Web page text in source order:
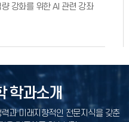
강화를 위한 AI 관련 강좌
학과소개
과 미래지향적인 전문지식을 갖춘